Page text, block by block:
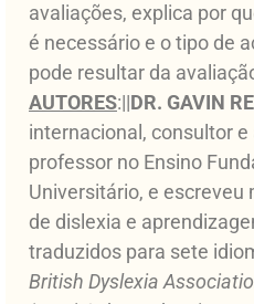
avaliações, explica por
é necessário e o tipo de
pode resultar da
AUTORES:||DR. GAVIN
internacional, consultor
professor no Ensino
Universitário, e escreveu
de dislexia e
traduzidos para sete
British Dyslexia